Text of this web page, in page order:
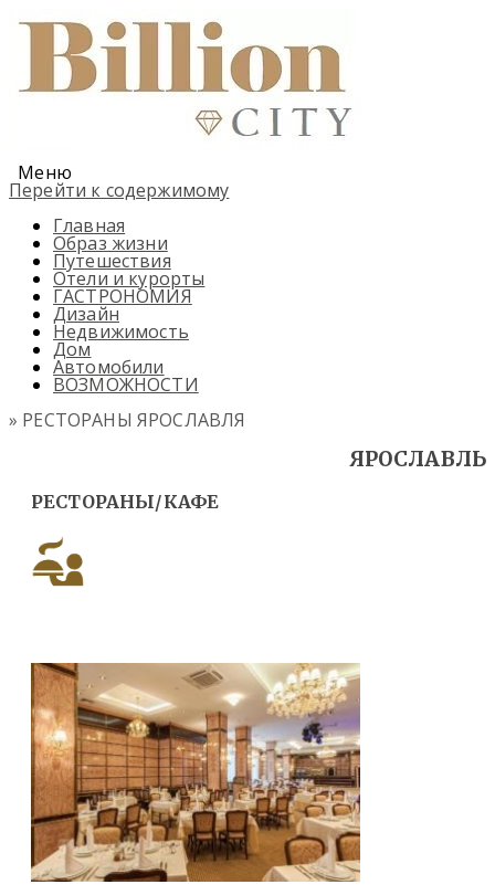
Меню
Перейти к содержимому
Главная
Образ жизни
Путешествия
Отели и курорты
ГАСТРОНОМИЯ
Дизайн
Недвижимость
Дом
Автомобили
ВОЗМОЖНОСТИ
» РЕСТОРАНЫ ЯРОСЛАВЛЯ
ЯРОСЛАВЛЬ
РЕСТОРАНЫ/КАФЕ